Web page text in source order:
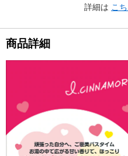
詳細は こ
商品詳細